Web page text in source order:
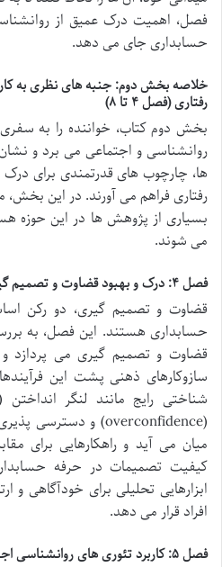
فصل، اهمیت درک عمیق از
حسابداری جای می دهد.
خلاصه بخش دوم: جنبه های نظری به
رفتاری (فصل ۴ تا ۸)
بخش دوم کتاب، خواننده را به
روانشناسی و اجتماعی می برد و
ها، چارچوب های قدرتمندی برای
رفتاری فراهم می آورند. در این
بسیاری از پژوهش ها در این حوزه
می شوند.
فصل ۴: درک و بهبود قضاوت و تصمیم گیری در حسابداری
قضاوت و تصمیم گیری، دو رکن
حسابداری هستند. این فصل، به
قضاوت و تصمیم گیری می پردازد
سازوکارهای ذهنی پشت این
میان می آید و راهکارهایی برای
کیفیت تصمیمات در حرفه
ابزارهایی تحلیلی برای خودآگاهی و
افراد قرار می دهد.
فصل ۵: کاربرد تئوری های روانشناسی اجتماعی